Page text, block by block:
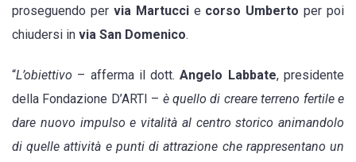
proseguendo per via Martuccie corso Umberto per poi
chiudersi in via San Domenico.
“L’obiettivo – afferma il dott.Angelo Labbate, presidente
della Fondazione D’ARTI – è quello di creare terreno fertile e
dare nuovo impulso e vitalità al centro storico animandolo
di quelle attività e punti di attrazione che rappresentano un